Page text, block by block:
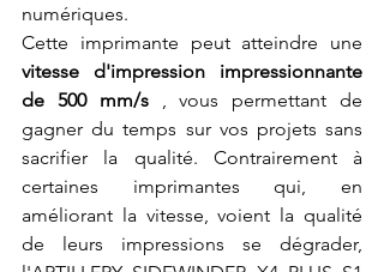
numériques.
vitesse d'impression impressionnante
de 500 mm/s , vous permettant de
gagner du temps sur vos projets sans
sacrifier la qualité. Contrairement à
certaines imprimantes qui, en
améliorant la vitesse, voient la qualité
de leurs impressions se dégrader,